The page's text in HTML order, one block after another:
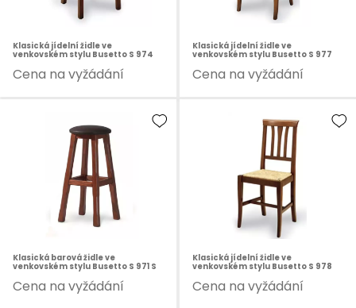
Klasická jídelní židle ve
venkovském stylu Busetto S 974
Cena na vyžádání
Klasická jídelní židle ve
venkovském stylu Busetto S 977
Cena na vyžádání
Klasická barová židle ve
venkovském stylu Busetto S 971 S
Cena na vyžádání
Klasická jídelní židle ve
venkovském stylu Busetto S 978
Cena na vyžádání